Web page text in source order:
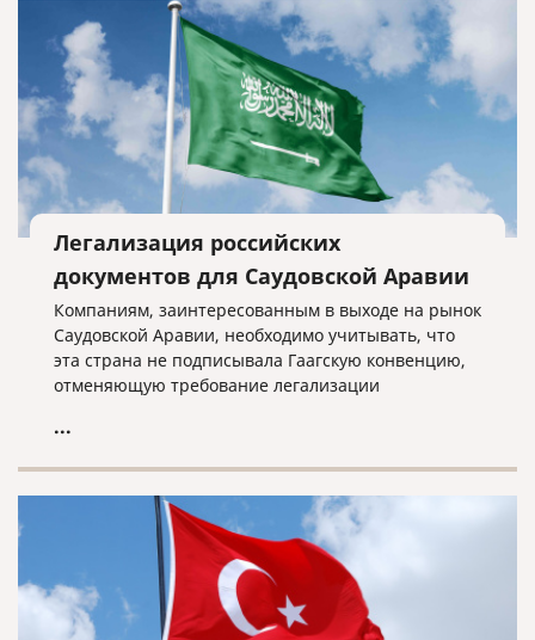
Легализация российских
документов для Саудовской Аравии
Компаниям, заинтересованным в выходе на рынок
Саудовской Аравии, необходимо учитывать, что
эта страна не подписывала Гаагскую конвенцию,
отменяющую требование легализации
документы не нужно ставить штамп «Апостиль», а
...